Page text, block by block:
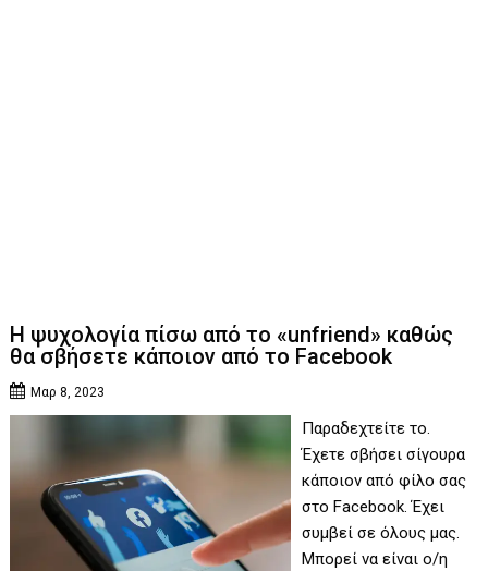
Η ψυχολογία πίσω από το «unfriend» καθώς
θα σβήσετε κάποιον από το Facebook
Μαρ 8, 2023
Παραδεχτείτε το.
Έχετε σβήσει σίγουρα
κάποιον από φίλο σας
στο Facebook. Έχει
συμβεί σε όλους μας.
Μπορεί να είναι ο/η